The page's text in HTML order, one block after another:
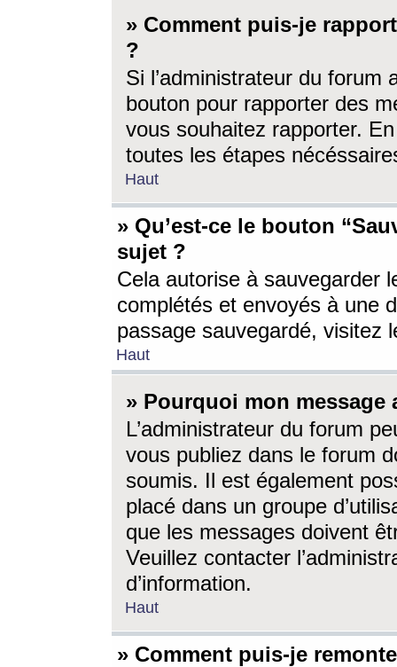
» Comment puis-je
?
Si l’administrateur du forum
bouton pour rapporter des
vous souhaitez rapporter.
toutes les étapes
Haut
» Qu’est-ce le bouton
sujet ?
Cela autorise à sauvegarder
complétés et envoyés à une
passage sauvegardé, visitez
Haut
» Pourquoi mon message
L’administrateur du forum
vous publiez dans le forum
soumis. Il est également
placé dans un groupe
que les messages doivent
Veuillez contacter
d’information.
Haut
» Comment puis-je